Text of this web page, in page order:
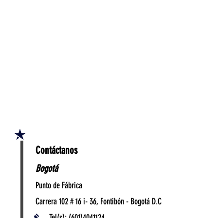
Contáctanos
Bogotá
Punto de Fábrica
Carrera 102 # 16 i- 36, Fontibón - Bogotá D.C